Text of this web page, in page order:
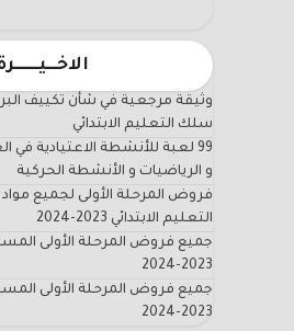
وثيقة مرجعية في شأن تكييف
سلك التعليم الابتدائي
99 لعبة للأنشطة الاعتيادية في
و الرياضيات و الأنشطة الحركية
فروض المرحلة الأولى لجميع
التعليم الابتدائي 2023-2024
جميع فروض المرحلة الأولى
2023-2024
جميع فروض المرحلة الأولى
2023-2024